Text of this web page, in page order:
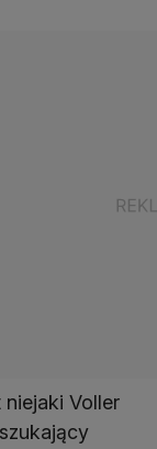
niejaki Voller